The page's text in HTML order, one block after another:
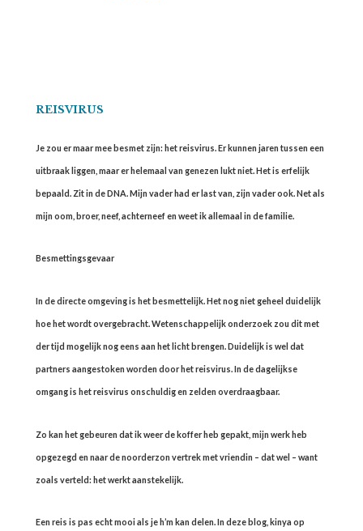
REISVIRUS
Je zou er maar mee besmet zijn: het reisvirus. Er kunnen jaren tussen een
uitbraak liggen, maar er helemaal van genezen lukt niet. Het is erfelijk
bepaald. Zit in de DNA. Mijn vader had er last van, zijn vader ook. Net als
mijn oom, broer, neef, achterneef en weet ik allemaal in de familie.
Besmettingsgevaar
In de directe omgeving is het besmettelijk. Het nog niet geheel duidelijk
hoe het wordt overgebracht. Wetenschappelijk onderzoek zou dit met
der tijd mogelijk nog eens aan het licht brengen. Duidelijk is wel dat
partners aangestoken worden door het reisvirus. In de dagelijkse
omgang is het reisvirus onschuldig en zelden overdraagbaar.
Zo kan het gebeuren dat ik weer de koffer heb gepakt, mijn werk heb
opgezegd en naar de noorderzon vertrek met vriendin – dat wel – want
zoals verteld: het werkt aanstekelijk.
Een reis is pas echt mooi als je h’m kan delen. In deze blog, kinya op